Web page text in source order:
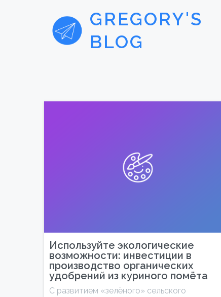
GREGORY'S
BLOG
Используйте экологические
возможности: инвестиции в
производство органических
удобрений из куриного помёта
С развитием «зелёного» сельского